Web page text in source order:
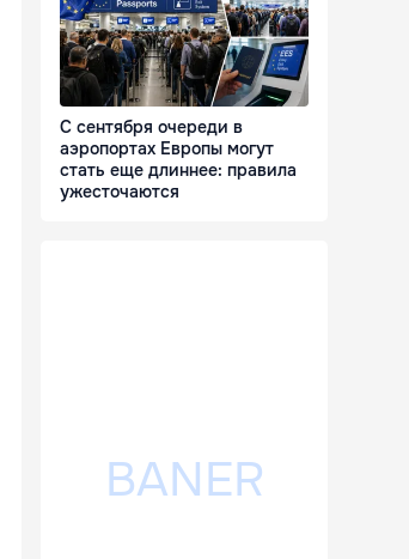
С сентября очереди в
аэропортах Европы могут
стать еще длиннее: правила
ужесточаются